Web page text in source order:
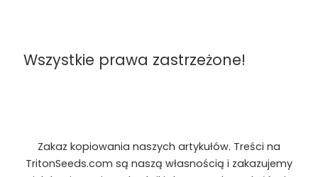
Wszystkie prawa zastrzeżone!
Zakaz kopiowania naszych artykułów. Treści na
TritonSeeds.com są naszą własnością i zakazujemy